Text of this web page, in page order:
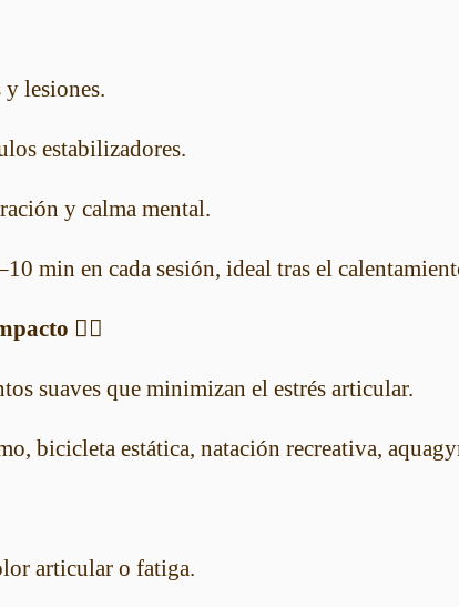
y lesiones.
estabilizadores.
y calma mental.
min en cada sesión, ideal tras el
🚶‍♀️
suaves que minimizan el estrés articular.
bicicleta estática, natación recreativa,
articular o fatiga.